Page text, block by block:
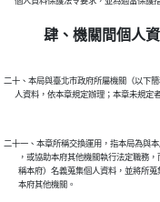
肆、機關間個人
二十、本局與臺北市政府所屬機關（以下
二十一、本章所稱交換運用，指本局為與
，或協助本府其他機關執行法定職務
稱本府）名義蒐集個人資料，並將所